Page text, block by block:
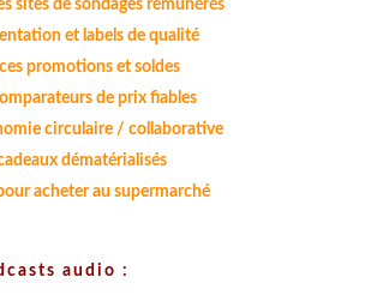
sites de sondages rémunérés
et labels de qualité
promotions et soldes
de prix fiables
circulaire / collaborative
dématérialisés
acheter au supermarché
audio :